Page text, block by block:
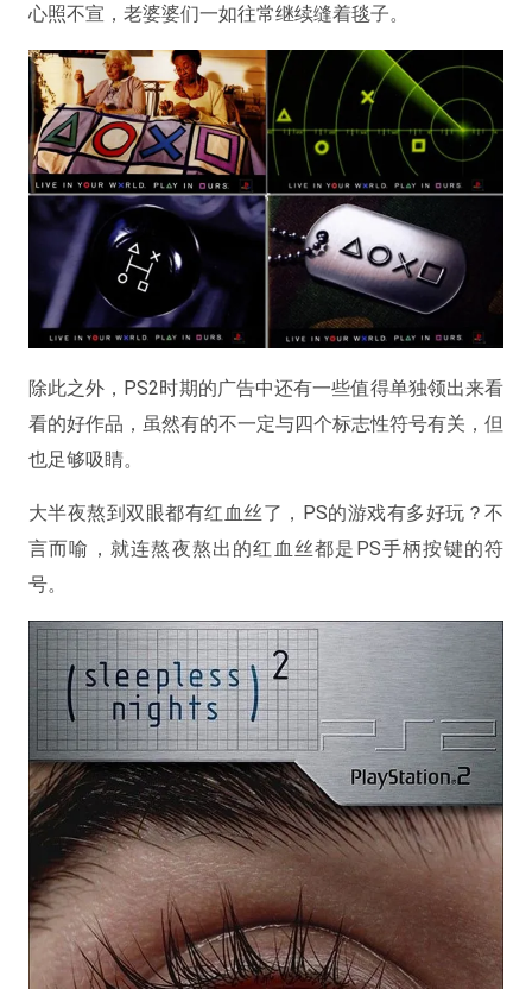
心照不宣，老婆婆们一如往常继续缝着毯子。
除此之外，PS2时期的广告中还有一些值得单独领出来看
看的好作品，虽然有的不一定与四个标志性符号有关，但
也足够吸睛。
大半夜熬到双眼都有红血丝了，PS的游戏有多好玩？不
言而喻，就连熬夜熬出的红血丝都是PS手柄按键的符
号。